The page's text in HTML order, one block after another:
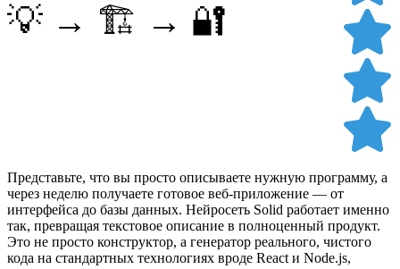
💡 → 🏗️ → 🔐
Представьте, что вы просто описываете нужную программу, а
через неделю получаете готовое веб-приложение — от
интерфейса до базы данных. Нейросеть Solid работает именно
так, превращая текстовое описание в полноценный продукт.
Это не просто конструктор, а генератор реального, чистого
кода на стандартных технологиях вроде React и Node.js,